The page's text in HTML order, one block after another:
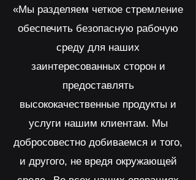
«Мы разделяем четкое стремление
обеспечить безопасную рабочую
среду для наших
заинтересованных сторон и
предоставлять
высококачественные продукты и
услуги нашим клиентам. Мы
добросовестно добиваемся и того,
и другого, не вредя окружающей